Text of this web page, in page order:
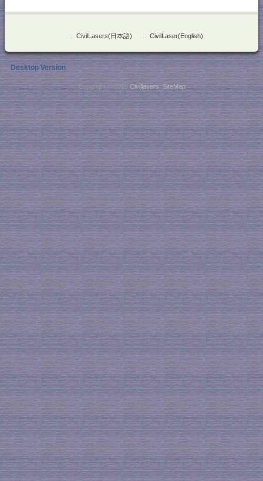
:: CivilLasers(日本語) :: CivilLaser(English)
Desktop Version
Copyright © 2026 Civillasers.SiteMap